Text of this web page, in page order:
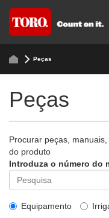
Peças
Peças
Procurar peças,
do produto
Introduza o número do
Equipamento